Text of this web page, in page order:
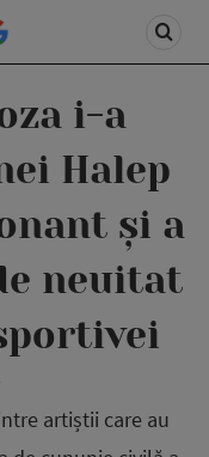
i-a
Halep
și a
neuitat
artiștii care au